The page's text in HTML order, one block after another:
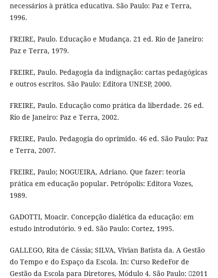
necessários à prática educativa. São Paulo: Paz e Terra,
1996.
FREIRE, Paulo. Educação e Mudança. 21 ed. Rio de Janeiro:
Paz e Terra, 1979.
FREIRE, Paulo. Pedagogia da indignação: cartas pedagógicas
e outros escritos. São Paulo: Editora UNESP, 2000.
FREIRE, Paulo. Educação como prática da liberdade. 26 ed.
Rio de Janeiro: Paz e Terra, 2002.
FREIRE, Paulo. Pedagogia do oprimido. 46 ed. São Paulo: Paz
e Terra, 2007.
FREIRE, Paulo; NOGUEIRA, Adriano. Que fazer: teoria
prática em educação popular. Petrópolis: Editora Vozes,
1989.
GADOTTI, Moacir. Concepção dialética da educação: em
estudo introdutório. 9 ed. São Paulo: Cortez, 1995.
GALLEGO, Rita de Cássia; SILVA, Vivian Batista da. A Gestão
do Tempo e do Espaço da Escola. In: Curso RedeFor de
Gestão da Escola para Diretores, Módulo 4. São Paulo: 2011